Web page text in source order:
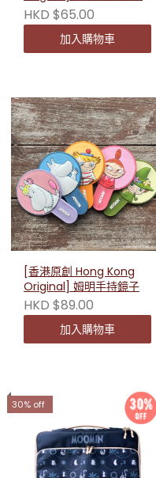
短款(力夫) 230252
HKD $65.00
加入購物車
[香港原創 Hong Kong
Original] 姆明手持鏡子
HKD $89.00
加入購物車
30% off